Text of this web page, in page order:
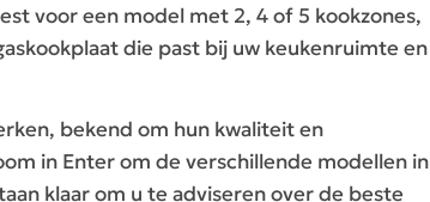
voor een model met 2, 4 of 5 kookzones,
die past bij uw keukenruimte en
bekend om hun kwaliteit en
in Enter om de verschillende modellen in
klaar om u te adviseren over de beste